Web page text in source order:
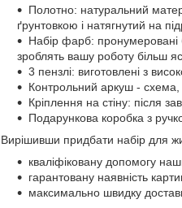
Полотно: натуральний
ґрунтовкою і натягнутий на
Набір фарб:
зроблять вашу роботу більш
3 пензлі: виготовлені з
Контрольний аркуш - схема,
Кріплення на стіну: після
Подарункова коробка з
Вирішивши придбати набір для
кваліфіковану допомогу
гарантовану наявність
максимально швидку